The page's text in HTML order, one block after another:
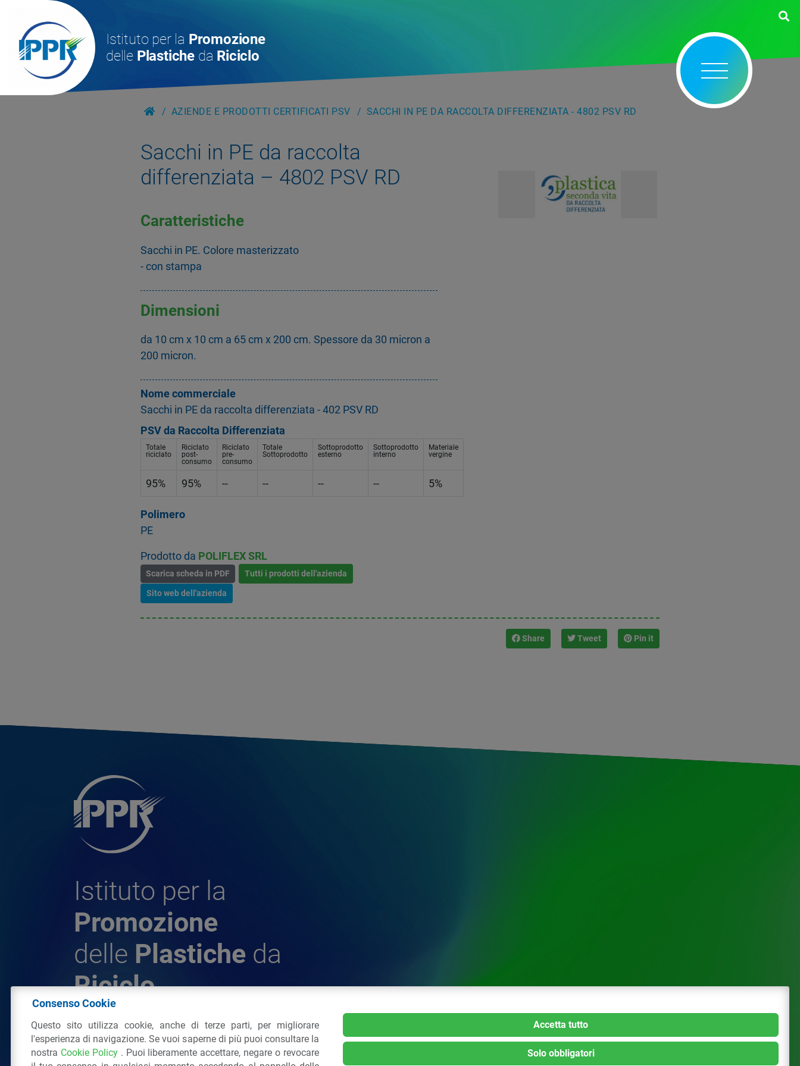
Istituto per la Promozione
delle Plastiche da Riciclo
AZIENDE E PRODOTTI CERTIFICATI PSV SACCHI IN PE DA RACCOLTA DIFFERENZIATA - 4802 PSV RD
Sacchi in PE da raccolta
differenziata – 4802 PSV RD
Caratteristiche
Sacchi in PE. Colore masterizzato
- con stampa
Dimensioni
da 10 cm x 10 cm a 65 cm x 200 cm. Spessore da 30 micron a
200 micron.
Nome commerciale
Sacchi in PE da raccolta differenziata - 402 PSV RD
PSV da Raccolta Differenziata
Totale
riciclato
Riciclato
post-
consumo
Riciclato
pre-
consumo
Totale
Sottoprodotto
Sottoprodotto
esterno
Sottoprodotto
interno
Materiale
vergine
95% 95% -- -- -- -- 5%
Polimero
PE
Prodotto da POLIFLEX SRL
Scarica scheda in PDF Tutti i prodotti dell'azienda
Sito web dell'azienda
Share Tweet Pin it
Istituto per la
Promozione
delle Plastiche da
Riciclo
© 2026 - IPPR Istituto per la Promozione delle Plastiche
da Riciclo
C.F. 97381090154
Consenso Cookie
Questo sito utilizza cookie, anche di terze parti, per migliorare
l'esperienza di navigazione. Se vuoi saperne di più puoi consultare la
nostra Cookie Policy . Puoi liberamente accettare, negare o revocare
Accetta tutto
Solo obbligatori